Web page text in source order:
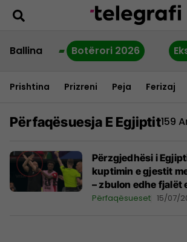
Ballina Botërori 2026
Prishtina Prizreni Peja Ferizaj
Përfaqësuesja E Egjiptit159
Përzgjedhësi i
kuptimin e gjestit
– zbulon edhe fjalët
Përfaqësueset 15/07/